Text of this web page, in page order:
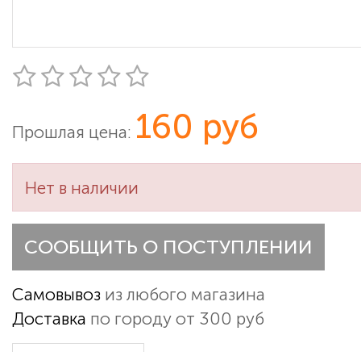
Прошлая цена: 160 руб
Нет в наличии
СООБЩИТЬ О ПОСТУПЛЕНИИ
Самовывоз из любого магазина
Доставка по городу от 300 руб